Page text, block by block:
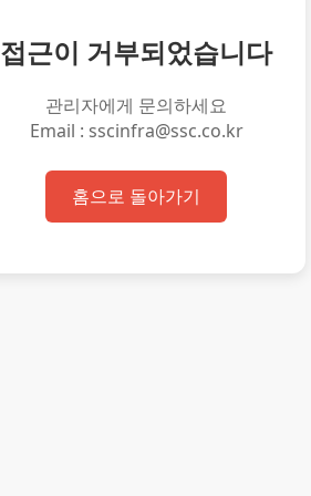
접근이 거부되었습니다
관리자에게 문의하세요
Email : sscinfra@ssc.co.kr
홈으로 돌아가기